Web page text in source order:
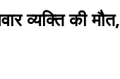
व्यक्ति की मौत,